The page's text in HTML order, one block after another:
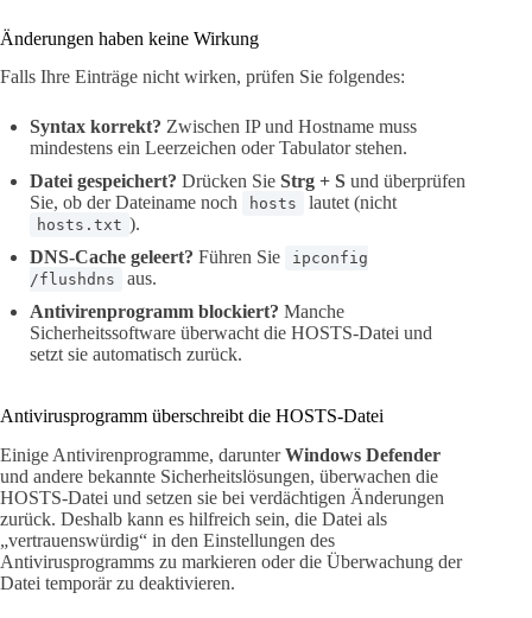
Änderungen haben keine Wirkung
Falls Ihre Einträge nicht wirken, prüfen Sie folgendes:
Syntax korrekt? Zwischen IP und Hostname muss
mindestens ein Leerzeichen oder Tabulator stehen.
Datei gespeichert? Drücken Sie Strg + S und überprüfen
Sie, ob der Dateiname noch
hosts lautet (nicht
hosts.txt ).
DNS-Cache geleert? Führen Sie
ipconfig
/flushdns
aus.
Antivirenprogramm blockiert? Manche
Sicherheitssoftware überwacht die HOSTS-Datei und
setzt sie automatisch zurück.
Antivirusprogramm überschreibt die HOSTS-Datei
Einige Antivirenprogramme, darunterWindows Defender
und andere bekannte Sicherheitslösungen, überwachen die
HOSTS-Datei und setzen sie bei verdächtigen Änderungen
zurück. Deshalb kann es hilfreich sein, die Datei als
„vertrauenswürdig“ in den Einstellungen des
Antivirusprogramms zu markieren oder die Überwachung der
Datei temporär zu deaktivieren.